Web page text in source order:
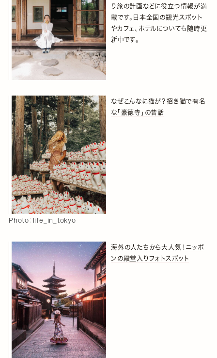
り旅の計画などに役立つ情報が満
載です。日本全国の観光スポット
やカフェ、ホテルについても随時更
新中です。
Photo：life_in_tokyo
なぜこんなに猫が？招き猫で有名
な「豪徳寺」の昔話
海外の人たちから大人気！ニッポ
ンの殿堂入りフォトスポット